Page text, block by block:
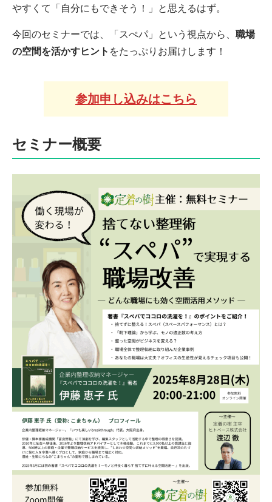
やすくて「自分にもできそう！」と思えるはず。
今回のセミナーでは、「スぺパ」という視点から、 職場
の空間を活かすヒント をたっぷりお届けします！
参加申し込みはこちら
セミナー概要